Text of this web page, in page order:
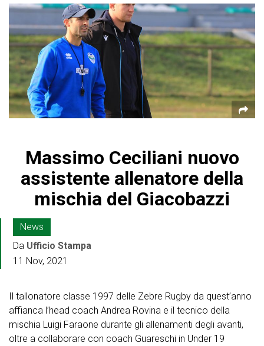
Massimo Ceciliani nuovo
assistente allenatore della
mischia del Giacobazzi
News
Da Ufficio Stampa
11 Nov, 2021
Il tallonatore classe 1997 delle Zebre Rugby da quest’anno
affianca l’head coach Andrea Rovina e il tecnico della
mischia Luigi Faraone durante gli allenamenti degli avanti,
oltre a collaborare con coach Guareschi in Under 19